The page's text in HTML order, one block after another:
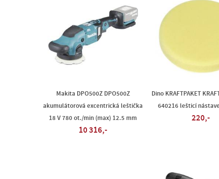
Makita DPO500Z DPO500Z
akumulátorová excentrická leštička
18 V 780 ot./min (max) 12.5 mm
10 316,-
Dino KRAFTPAKET
640216 lešticí
220,-